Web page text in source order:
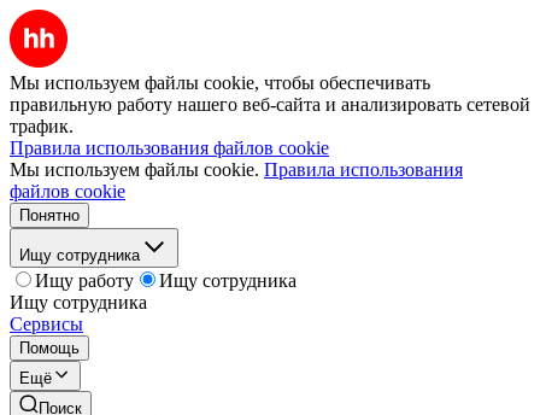
Мы используем файлы cookie, чтобы обеспечивать
правильную работу нашего веб-сайта и анализировать сетевой
трафик.
Правила использования файлов cookie
Мы используем файлы cookie. Правила использования
файлов cookie
Понятно
Ищу сотрудника
Ищу работу
Ищу сотрудника
Ищу сотрудника
Сервисы
Помощь
Ещё
Поиск